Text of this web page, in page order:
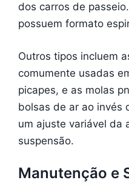
dos carros de
possuem formato
Outros tipos incluem
comumente usadas
picapes, e as molas
bolsas de ar ao invés
um ajuste variável da
suspensão.
Manutenção e